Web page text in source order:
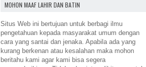
MOHON MAAF LAHIR DAN BATIN
Situs Web ini bertujuan untuk berbagi ilmu
pengetahuan kepada masyarakat umum dengan
cara yang santai dan jenaka. Apabila ada yang
kurang berkenan atau kesalahan maka mohon
beritahu kami agar kami bisa segera